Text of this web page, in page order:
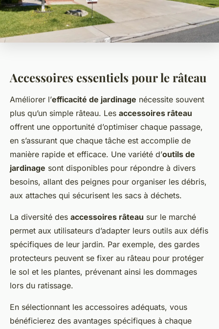
Accessoires essentiels pour le râteau
Améliorer l’efficacité de jardinage nécessite souvent
plus qu’un simple râteau. Les accessoires râteau
offrent une opportunité d’optimiser chaque passage,
en s’assurant que chaque tâche est accomplie de
manière rapide et efficace. Une variété d’outils de
jardinage sont disponibles pour répondre à divers
besoins, allant des peignes pour organiser les débris,
aux attaches qui sécurisent les sacs à déchets.
La diversité des accessoires râteau sur le marché
permet aux utilisateurs d’adapter leurs outils aux défis
spécifiques de leur jardin. Par exemple, des gardes
protecteurs peuvent se fixer au râteau pour protéger
le sol et les plantes, prévenant ainsi les dommages
lors du ratissage.
En sélectionnant les accessoires adéquats, vous
bénéficierez des avantages spécifiques à chaque